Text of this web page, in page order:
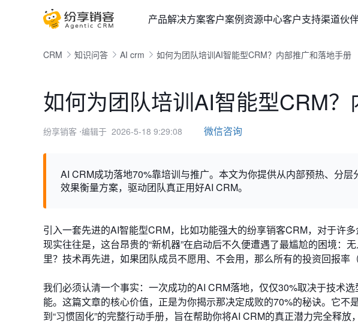
产品解决方案客户案例资源中心客户支持渠道伙
CRM 知识问答 AI crm 如何为团队培训AI智能型CRM？内部推广和落地手册
如何为团队培训AI智能型CRM
纷享销客 ⋅编辑于 2026-5-18 9:29:08 微信咨询
AI CRM成功落地70%靠培训与推广。本文为你提供从内部预热、分
效果衡量方案，驱动团队真正用好AI CRM。
引入一套先进的AI智能型CRM，比如功能强大的纷享销客CRM，对于许
现实往往是，这台昂贵的“新机器”在启动后不久便遭遇了最尴尬的困境：
里？技术再先进，如果团队成员不愿用、不会用，那么所有的投资回报率
我们必须认清一个事实：一次成功的AI CRM落地，仅仅30%取决于技术
能。这篇文章的核心价值，正是为你揭示那决定成败的70%的秘诀。它不
到“习惯固化”的完整行动手册，旨在帮助你将AI CRM的真正潜力完全释放